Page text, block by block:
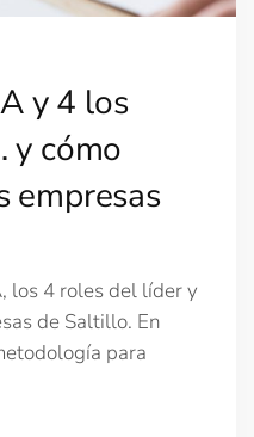
y 4 los
y cómo
empresas
los 4 roles del líder y
de Saltillo. En
para